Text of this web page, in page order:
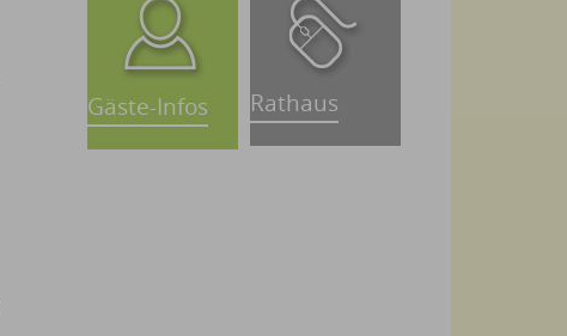
Gäste-Infos Rathaus